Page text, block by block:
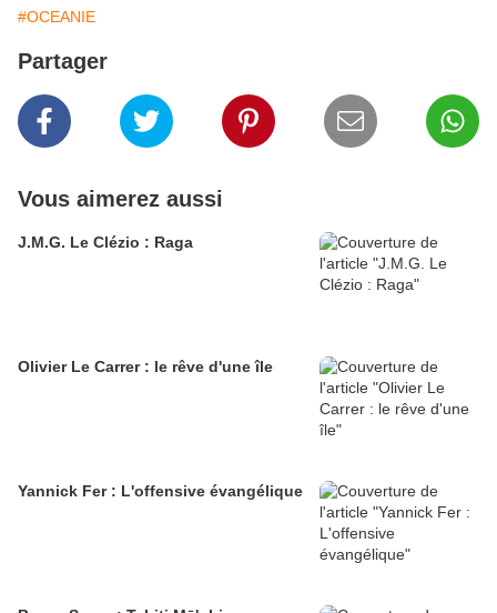
#OCEANIE
Partager
Vous aimerez aussi
J.M.G. Le Clézio : Raga
Olivier Le Carrer : le rêve d'une île
Yannick Fer : L'offensive évangélique